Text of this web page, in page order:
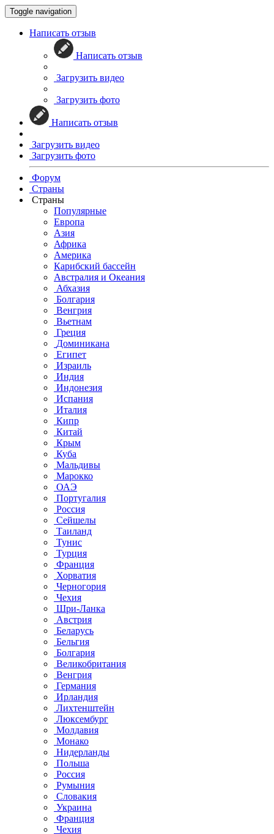
Toggle navigation
Написать отзыв
Написать отзыв
Загрузить видео
Загрузить фото
Написать отзыв
Загрузить видео
Загрузить фото
Форум
Страны
Страны
Популярные
Европа
Азия
Африка
Америка
Карибский бассейн
Австралия и Океания
Абхазия
Болгария
Венгрия
Вьетнам
Греция
Доминикана
Египет
Израиль
Индия
Индонезия
Испания
Италия
Кипр
Китай
Крым
Куба
Мальдивы
Марокко
ОАЭ
Португалия
Россия
Сейшелы
Таиланд
Тунис
Турция
Франция
Хорватия
Черногория
Чехия
Шри-Ланка
Австрия
Беларусь
Бельгия
Болгария
Великобритания
Венгрия
Германия
Ирландия
Лихтенштейн
Люксембург
Молдавия
Монако
Нидерланды
Польша
Россия
Румыния
Словакия
Украина
Франция
Чехия